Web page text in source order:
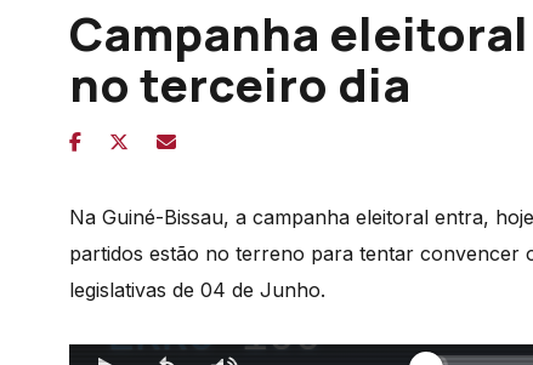
Campanha
no terceiro dia
Na Guiné-Bissau, a campanha eleitoral entra,
partidos estão no terreno para tentar convencer
legislativas de 04 de Junho.